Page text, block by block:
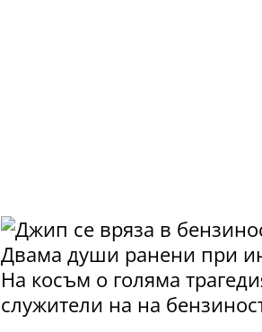
Двама души ранени при
На косъм о голяма
служители на на